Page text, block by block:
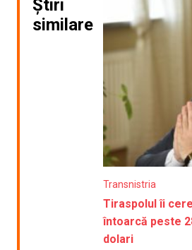
Știri
similare
Transnistria
Tiraspolul îi
întoarcă peste
dolari